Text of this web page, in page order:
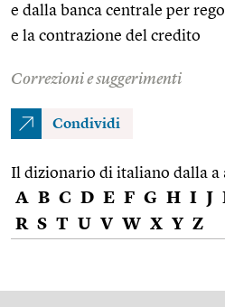
e dalla banca centrale per
e la contrazione del credito
Correzioni e suggerimenti
Condividi
Il dizionario di italiano dalla a
A B C D E F G H I J
R S T U V W X Y Z